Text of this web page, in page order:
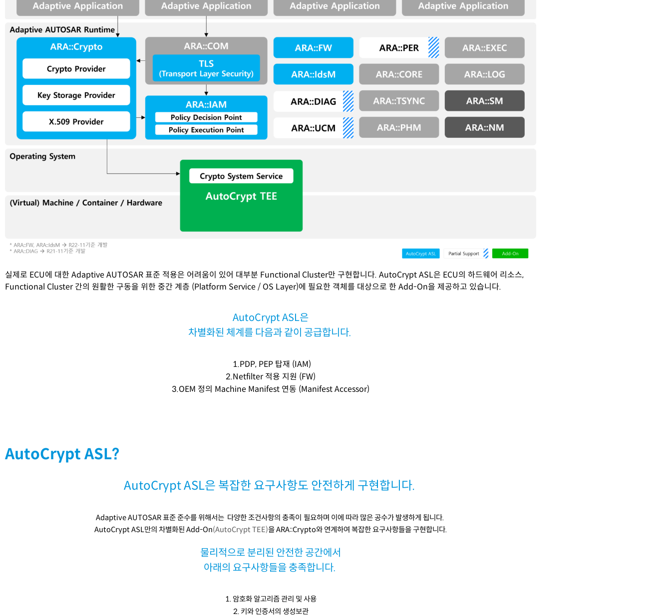
실제로 ECU에 대한 Adaptive AUTOSAR 표준 적용은 어려움이 있어 대부분 Functional Cluster만 구현합니다. AutoCrypt ASL은 ECU의 하드웨어 리소스,
Functional Cluster 간의 원활한 구동을 위한 중간 계층 (Platform Service / OS Layer)에 필요한 객체를 대상으로 한 Add-On을 제공하고 있습니다.
AutoCrypt ASL은
차별화된 체계를 다음과 같이 공급합니다.
1.PDP, PEP 탑재 (IAM)
2.Netfilter 적용 지원 (FW)
3.OEM 정의 Machine Manifest 연동 (Manifest Accessor)
AutoCrypt ASL?
AutoCrypt ASL은 복잡한 요구사항도 안전하게 구현합니다.
Adaptive AUTOSAR표준 준수를 위해서는 다양한 조건사항의 충족이 필요하며 이에 따라 많은 공수가 발생하게 됩니다.
AutoCrypt ASL만의 차별화된 Add-On(AutoCrypt TEE)을ARA::Crypto와 연계하여 복잡한 요구사항들을 구현합니다.
물리적으로 분리된 안전한 공간에서
아래의 요구사항들을 충족합니다.
1. 암호화 알고리즘 관리 및 사용
2. 키와 인증서의 생성보관